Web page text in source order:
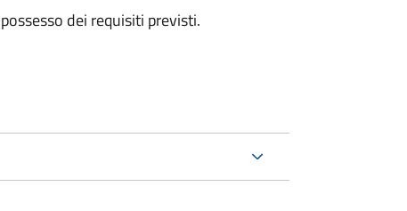
dei requisiti previsti.